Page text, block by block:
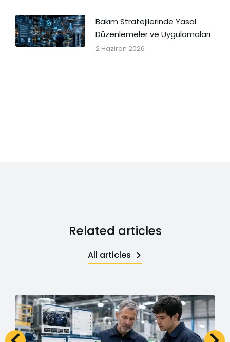
Bakım Stratejilerinde Yasal
Düzenlemeler ve Uygulamaları
2 Haziran 2026
Related articles
All articles